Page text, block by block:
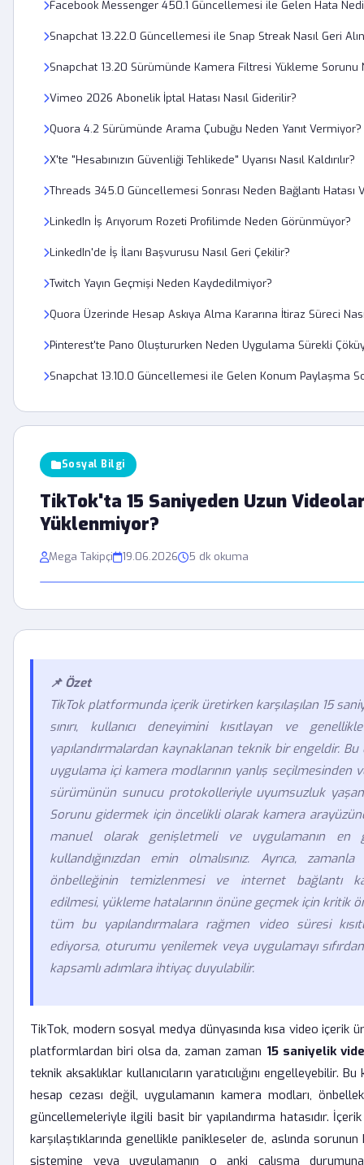
Sosyal Bilgi
TikTok'ta 15 Saniyeden Uzun
Yüklenmiyor?
Mega Takipçi 19.06.2026 5 dk okuma
📌 Özet
TikTok platformunda içerik üretirken karşılaşılan 15
sınırı, kullanıcı deneyimini kısıtlayan ve
yapılandırmalardan kaynaklanan teknik bir engeldir.
uygulama içi kamera modlarının yanlış seçilmesinden
sürümünün sunucu protokolleriyle uyumsuzluk
Sorunu gidermek için öncelikli olarak kamera
manuel olarak genişletmeli ve uygulamanın en
kullandığınızdan emin olmalısınız. Ayrıca,
önbelleğinin temizlenmesi ve internet bağlantı
edilmesi, yükleme hatalarının önüne geçmek için kritik
tüm bu yapılandırmalara rağmen video süresi
ediyorsa, oturumu yenilemek veya uygulamayı
kapsamlı adımlara ihtiyaç duyulabilir.
TikTok, modern sosyal medya dünyasında kısa video içerik
platformlardan biri olsa da, zaman zaman 15 saniyelik
teknik aksaklıklar kullanıcıların yaratıcılığını engelleyebilir.
hesap cezası değil, uygulamanın kamera modları,
güncellemeleriyle ilgili basit bir yapılandırma hatasıdır.
karşılaştıklarında genellikle panikleseler de, aslında sorunun
sistemine veya uygulamanın o anki çalışma
Facebook Messenger 450.1 Güncellemesi ile Gelen Hata
Snapchat 13.22.0 Güncellemesi ile Snap Streak Nasıl Geri
Snapchat 13.20 Sürümünde Kamera Filtresi Yükleme Sorunu
Vimeo 2026 Abonelik İptal Hatası Nasıl Giderilir?
Quora 4.2 Sürümünde Arama Çubuğu Neden Yanıt Vermiyor?
X'te "Hesabınızın Güvenliği Tehlikede" Uyarısı Nasıl Kaldırılır?
Threads 345.0 Güncellemesi Sonrası Neden Bağlantı Hatası
LinkedIn İş Arıyorum Rozeti Profilimde Neden Görünmüyor?
LinkedIn'de İş İlanı Başvurusu Nasıl Geri Çekilir?
Twitch Yayın Geçmişi Neden Kaydedilmiyor?
Quora Üzerinde Hesap Askıya Alma Kararına İtiraz Süreci
Pinterest'te Pano Oluştururken Neden Uygulama Sürekli
Snapchat 13.10.0 Güncellemesi ile Gelen Konum Paylaşma